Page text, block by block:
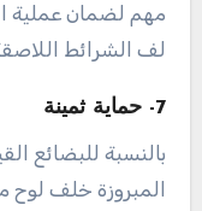
مهم لضمان عملية
لف الشرائط
7- حماية ثمينة
بالنسبة للبضائع
المبروزة خلف لوح